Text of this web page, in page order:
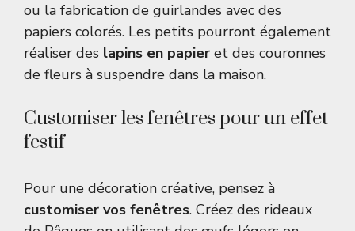
ou la fabrication de guirlandes avec des
papiers colorés. Les petits pourront également
réaliser des lapins en papier et des couronnes
de fleurs à suspendre dans la maison.
Customiser les fenêtres pour un effet
festif
Pour une décoration créative, pensez à
customiser vos fenêtres. Créez des rideaux